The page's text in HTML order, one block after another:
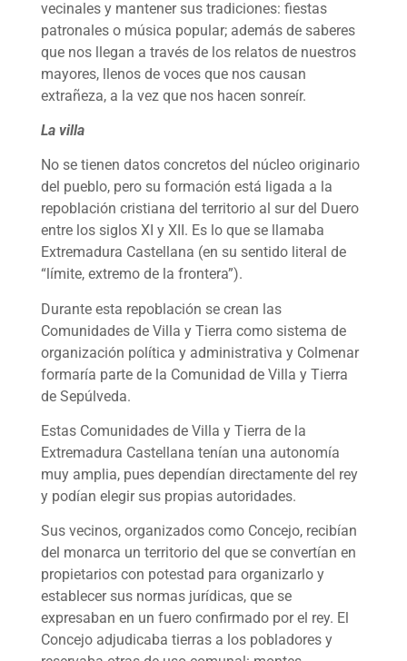
vecinales y mantener sus tradiciones: fiestas
patronales o música popular; además de saberes
que nos llegan a través de los relatos de nuestros
mayores, llenos de voces que nos causan
extrañeza, a la vez que nos hacen sonreír.
La villa
No se tienen datos concretos del núcleo originario
del pueblo, pero su formación está ligada a la
repoblación cristiana del territorio al sur del Duero
entre los siglos XI y XII. Es lo que se llamaba
Extremadura Castellana (en su sentido literal de
“límite, extremo de la frontera”).
Durante esta repoblación se crean las
Comunidades de Villa y Tierra como sistema de
organización política y administrativa y Colmenar
formaría parte de la Comunidad de Villa y Tierra
de Sepúlveda.
Estas Comunidades de Villa y Tierra de la
Extremadura Castellana tenían una autonomía
muy amplia, pues dependían directamente del rey
y podían elegir sus propias autoridades.
Sus vecinos, organizados como Concejo, recibían
del monarca un territorio del que se convertían en
propietarios con potestad para organizarlo y
establecer sus normas jurídicas, que se
expresaban en un fuero confirmado por el rey. El
Concejo adjudicaba tierras a los pobladores y